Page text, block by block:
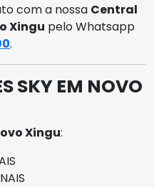
com a nossa Central
Xingu pelo Whatsapp
.
SKY EM NOVO
Xingu: